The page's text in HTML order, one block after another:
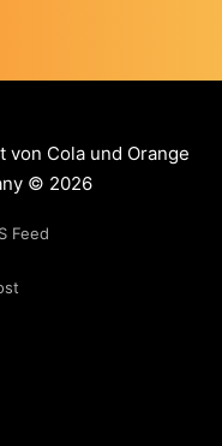
Cola und Orange
© 2026
Feed